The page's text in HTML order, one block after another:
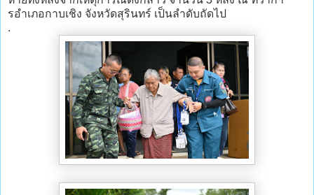
รอําเภอกาบเชิง จังหวัดสุรินทร์ เป็นลำดับถัดไป
.